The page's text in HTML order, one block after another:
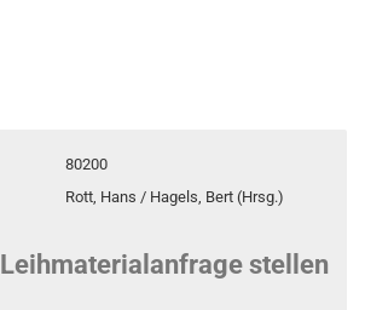
80200
Rott, Hans / Hagels, Bert (Hrsg.)
Leihmaterialanfrage stellen